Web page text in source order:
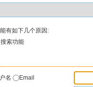
有如下几个原因:
索功能
名
Email